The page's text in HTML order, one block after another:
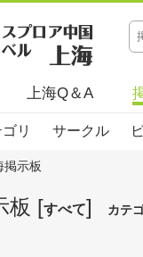
上海Q＆A
リ サークル
掲示板
板 [すべて] カテ